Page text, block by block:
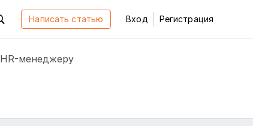
Написать статью Вход Регистрация
HR-менеджеру